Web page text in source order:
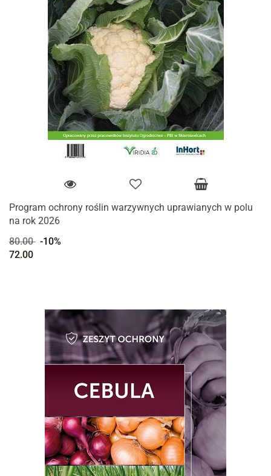
Program ochrony roślin warzywnych uprawianych w polu
na rok 2026
80.00 -10%
72.00